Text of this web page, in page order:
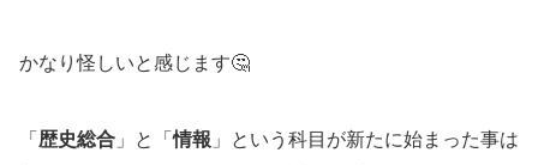
かなり怪しいと感じます🤔
「 歴史総合 」と「情報 」という科目が新たに始まった事は